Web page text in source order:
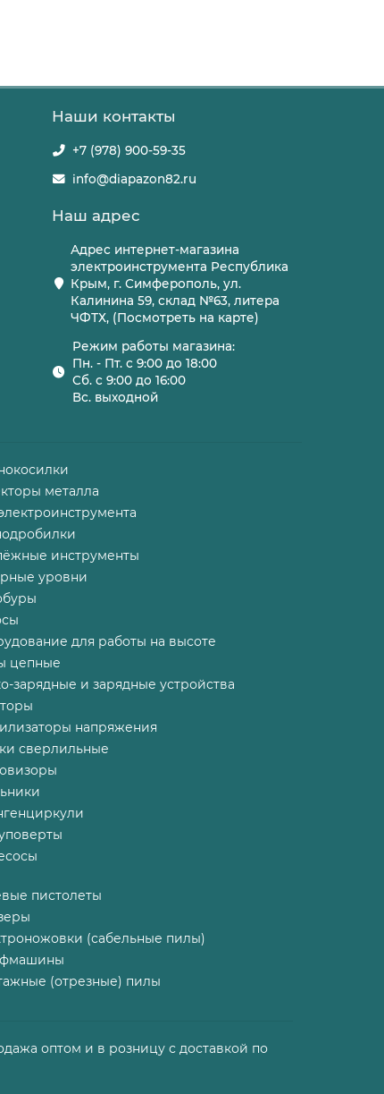
Наши контакты
+7 (978) 900-59-35
info@diapazon82.ru
Наш адрес
Адрес интернет-магазина
электроинструмента Республика
Крым, г. Симферополь, ул.
Калинина 59, склад №63, литера
ЧФТХ, (Посмотреть на карте)
Режим работы магазина:
Пн. - Пт. с 9:00 до 18:00
Сб. с 9:00 до 16:00
Вс. выходной
металла
инструменты
уровни
для работы на высоте
цепные
зарядные и зарядные устройства
напряжения
сверлильные
пистолеты
(сабельные пилы)
(отрезные) пилы
оптом и в розницу с доставкой по